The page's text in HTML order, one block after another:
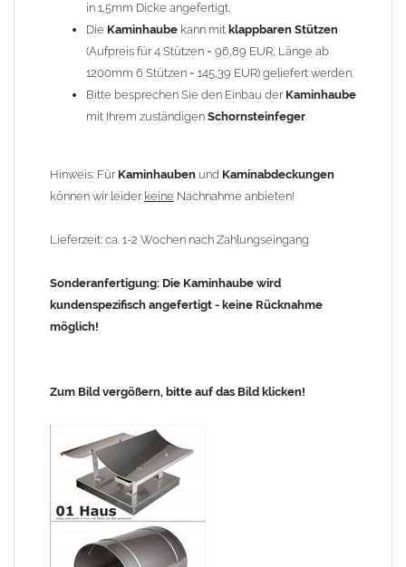
in 1,5mm Dicke angefertigt.
Die Kaminhaube kann mit klappbaren Stützen
(Aufpreis für 4 Stützen = 96,89 EUR, Länge ab
1200mm 6 Stützen = 145,39 EUR) geliefert werden.
Bitte besprechen Sie den Einbau der Kaminhaube
mit Ihrem zuständigen Schornsteinfeger.
Hinweis: Für Kaminhauben und Kaminabdeckungen
können wir leider keine Nachnahme anbieten!
Lieferzeit: ca. 1-2 Wochen nach Zahlungseingang
Sonderanfertigung: Die Kaminhaube wird
kundenspezifisch angefertigt - keine Rücknahme
möglich!
Zum Bild vergößern, bitte auf das Bild klicken!